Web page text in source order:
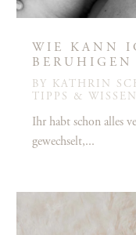
WIE KANN
BERUHIGEN
BY KATHRIN
TIPPS & WISSEN
Ihr habt schon alles
gewechselt,...